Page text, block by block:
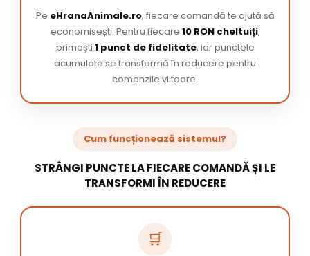
Pe eHranaAnimale.ro, fiecare comandă te ajută să
economisești. Pentru fiecare 10 RON cheltuiți,
primești 1 punct de fidelitate, iar punctele
acumulate se transformă în reducere pentru
comenzile viitoare.
Cum funcționează sistemul?
STRÂNGI PUNCTE LA FIECARE COMANDĂ ȘI LE
TRANSFORMI ÎN REDUCERE
🛒